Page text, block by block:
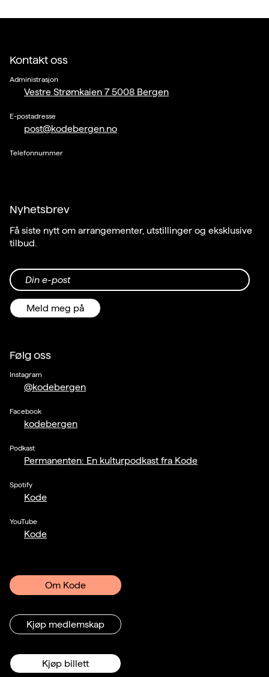
Kontakt oss
Administrasjon
Vestre Strømkaien 7 5008 Bergen
E-postadresse
post@kodebergen.no
Telefonnummer
Nyhetsbrev
Få siste nytt om arrangementer, utstillinger og eksklusive
tilbud.
Din e-post
Meld meg på
Følg oss
Instagram
@kodebergen
Facebook
kodebergen
Podkast
Permanenten: En kulturpodkast fra Kode
Spotify
Kode
YouTube
Kode
Om Kode
Kjøp medlemskap
Kjøp billett